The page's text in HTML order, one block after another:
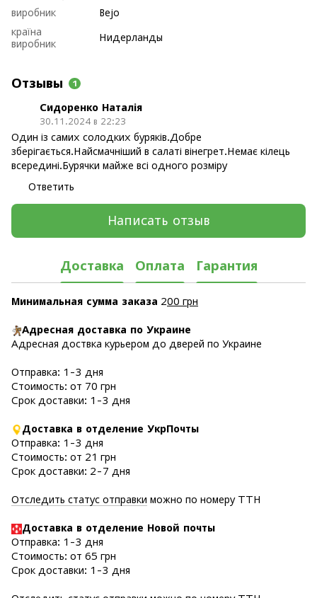
виробник
Bejo
країна
виробник
Нидерланды
Отзывы 1
Сидоренко Наталія
30.11.2024 в 22:23
Один із самих солодких буряків.Добре
зберігається.Найсмачніший в салаті вінегрет.Немає кілець
всередині.Бурячки майже всі одного розміру
Ответить
Написать отзыв
Доставка Оплата Гарантия
Минимальная сумма заказа 200 грн
Адресная доставка по Украине
Адресная доствка курьером до дверей по Украине
Отправка: 1-3 дня
Стоимость: от 70 грн
Срок доставки: 1-3 дня
Доставка в отделение УкрПочты
Отправка: 1-3 дня
Стоимость: от 21 грн
Срок доставки: 2-7 дня
Отследить статус отправки можно по номеру ТТН
Доставка в отделение Новой почты
Отправка: 1-3 дня
Стоимость: от 65 грн
Срок доставки: 1-3 дня